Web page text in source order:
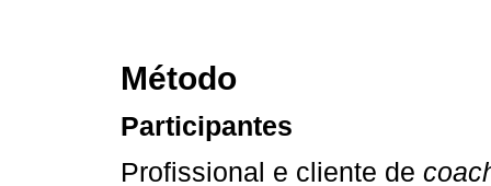
Método
Participantes
Profissional e cliente de